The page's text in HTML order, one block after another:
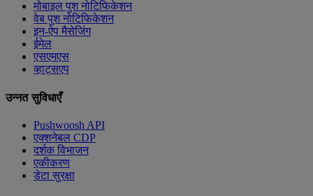
मोबाइल पुश नोटिफिकेशन
वेब पुश नोटिफिकेशन
इन-ऐप मैसेजिंग
ईमेल
एसएमएस
व्हाट्सएप
उन्नत सुविधाएँ
Pushwoosh API
एक्शनेबल CDP
दर्शक विभाजन
एकीकरण
डेटा सुरक्षा